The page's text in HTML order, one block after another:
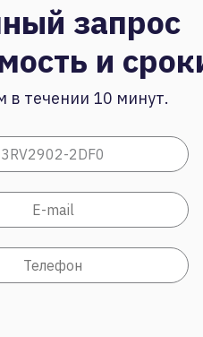
запрос
и
в течении 10 минут.